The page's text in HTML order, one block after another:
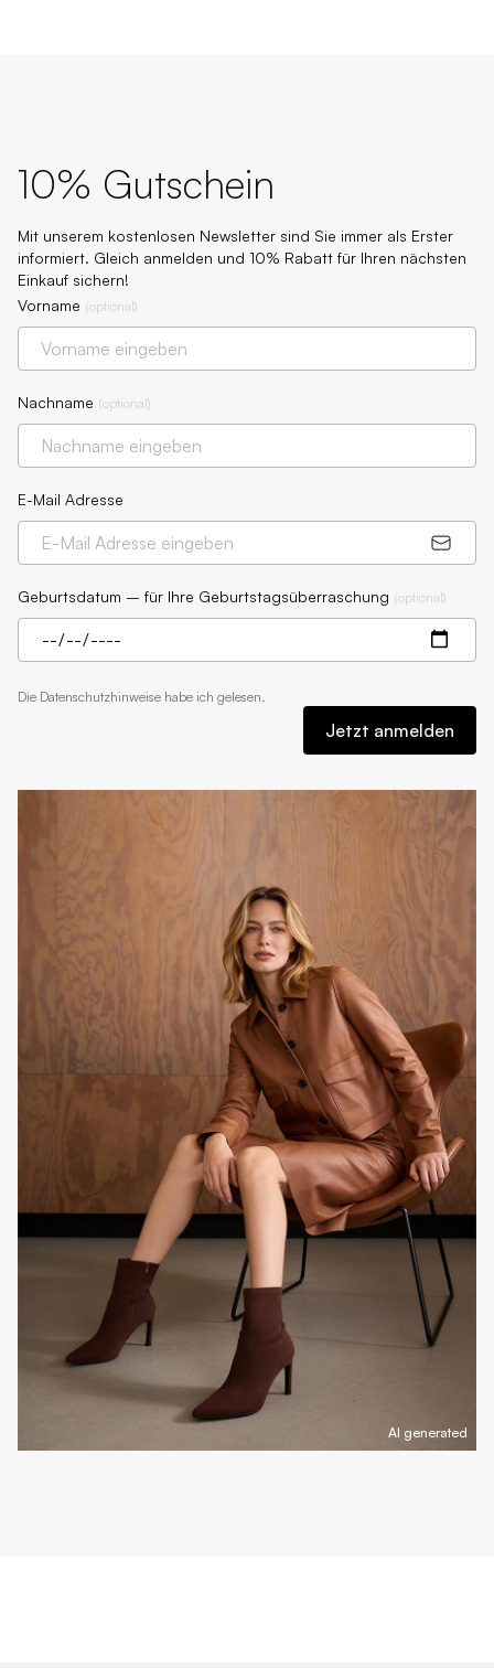
10% Gutschein
Mit unserem kostenlosen Newsletter sind Sie immer als Erster
informiert. Gleich anmelden und 10% Rabatt für Ihren nächsten
Einkauf sichern!
Vorname (optional)
Nachname (optional)
E-Mail Adresse
Geburtsdatum – für Ihre Geburtstagsüberraschung (optional)
Die Datenschutzhinweise habe ich gelesen.
Jetzt anmelden
AI generated